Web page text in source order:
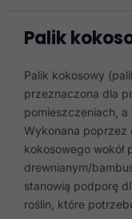
Palik
Palik kokosowy
przeznaczona dla
pomieszczeniach,
Wykonana poprzez
kokosowego wokół
drewnianym/
stanowią podporę
roślin, które